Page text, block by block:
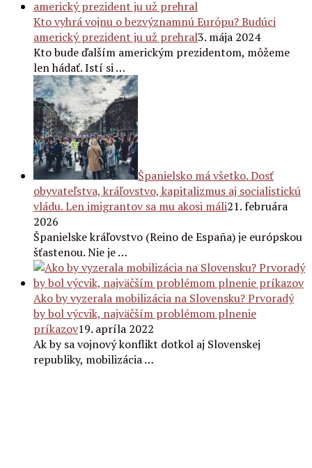
Kto vyhrá vojnu o bezvýznamnú Európu? Budúci
americký prezident ju už prehral3. mája 2024
Kto bude ďalším americkým prezidentom, môžeme
len hádať. Istí si …
Španielsko má všetko. Dosť
obyvateľstva, kráľovstvo, kapitalizmus aj socialistickú
vládu. Len imigrantov sa mu akosi máli21. februára
2026
Španielske kráľovstvo (Reino de España) je európskou
šťastenou. Nie je …
Ako by vyzerala mobilizácia na Slovensku? Prvoradý
by bol výcvik, najväčším problémom plnenie
príkazov19. apríla 2022
Ak by sa vojnový konflikt dotkol aj Slovenskej
republiky, mobilizácia …